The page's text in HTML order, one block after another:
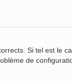
Si tel est le
de